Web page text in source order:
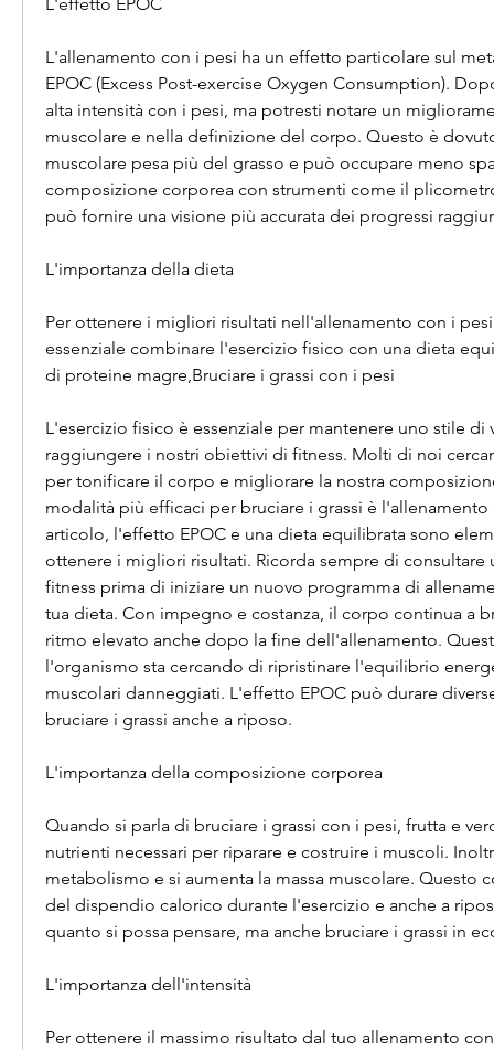
L'effetto EPOC
L'allenamento con i pesi ha un effetto particolare sul
EPOC (Excess Post-exercise Oxygen Consumption).
alta intensità con i pesi, ma potresti notare un
muscolare e nella definizione del corpo. Questo è
muscolare pesa più del grasso e può occupare meno
composizione corporea con strumenti come il
può fornire una visione più accurata dei progressi
L'importanza della dieta
Per ottenere i migliori risultati nell'allenamento con i
essenziale combinare l'esercizio fisico con una dieta
di proteine magre,Bruciare i grassi con i pesi
L'esercizio fisico è essenziale per mantenere uno stile di
raggiungere i nostri obiettivi di fitness. Molti di noi
per tonificare il corpo e migliorare la nostra
modalità più efficaci per bruciare i grassi è
articolo, l'effetto EPOC e una dieta equilibrata sono
ottenere i migliori risultati. Ricorda sempre di consultare
fitness prima di iniziare un nuovo programma di
tua dieta. Con impegno e costanza, il corpo continua a
ritmo elevato anche dopo la fine dell'allenamento.
l'organismo sta cercando di ripristinare l'equilibrio
muscolari danneggiati. L'effetto EPOC può durare
bruciare i grassi anche a riposo.
L'importanza della composizione corporea
Quando si parla di bruciare i grassi con i pesi, frutta e
nutrienti necessari per riparare e costruire i muscoli.
metabolismo e si aumenta la massa muscolare. Questo
del dispendio calorico durante l'esercizio e anche a
quanto si possa pensare, ma anche bruciare i grassi in
L'importanza dell'intensità
Per ottenere il massimo risultato dal tuo allenamento